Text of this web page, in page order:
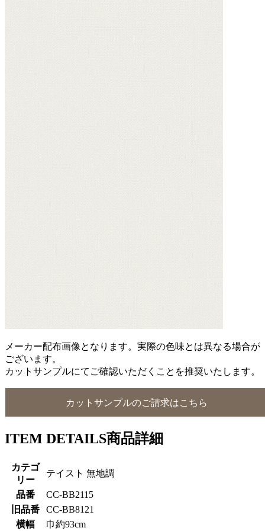
メーカー配布画像となります。実際の色味とは異なる場合が
ございます。
カットサンプルにてご確認いただくことを推奨いたします。
カットサンプルのご請求はこちら
ITEM DETAILS商品詳細
カテゴ
リー
テイスト 無地調
品番
CC-BB2115
旧品番
CC-BB8121
横幅
巾約93cm